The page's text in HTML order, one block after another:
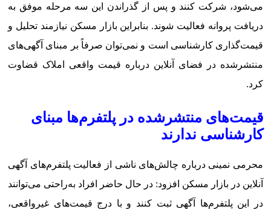
می‌شود، شرکت کنند و پس از گذراندن این سه مرحله موفق به
دریافت پروانه فعالیت شوند. بنابراین بازار مسکن نیازمند تحلیل و
قیمت‌گذاری کارشناسی است و نمی‌توان صرفاً بر مبنای آگهی‌های
منتشرشده در فضای آنلاین درباره قیمت واقعی املاک قضاوت
کرد.
قیمت‌های منتشرشده در پلتفرم‌ها مبنای
کارشناسی ندارند
محرمی نمینی درباره چالش‌های ناشی از فعالیت پلتفرم‌های آگهی
آنلاین در بازار مسکن افزود: در حال حاضر افراد به‌راحتی می‌توانند
در این پلتفرم‌ها آگهی ثبت کنند و با درج قیمت‌های غیرواقعی،